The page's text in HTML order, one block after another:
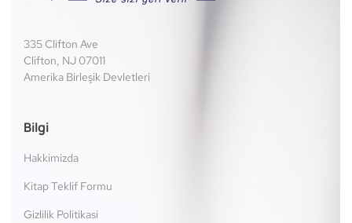
335 Clifton Ave
Clifton, NJ 07011
Amerika Birleşik Devletleri
Bilgi
Hakkimizda
Kitap Teklif Formu
Gizlilik Politikasi